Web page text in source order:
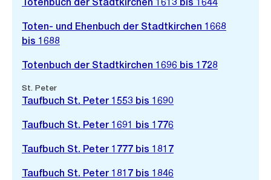
Toten- und Ehenbuch der Stadtkirchen 1668
bis 1688
Totenbuch der Stadtkirchen 1696 bis 1728
St. Peter
Taufbuch St. Peter 1553 bis 1690
Taufbuch St. Peter 1691 bis 1776
Taufbuch St. Peter 1777 bis 1817
Taufbuch St. Peter 1817 bis 1846